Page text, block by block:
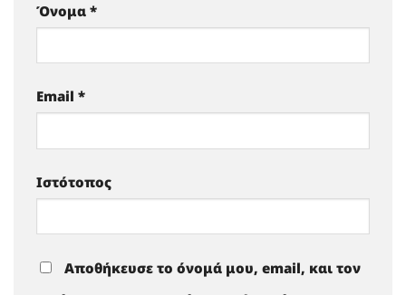
Όνομα *
Email *
Ιστότοπος
Αποθήκευσε το όνομά μου, email, και τον